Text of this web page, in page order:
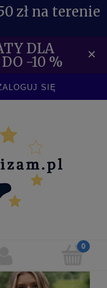
zł na terenie
DLA
-10 % ×
SIĘ